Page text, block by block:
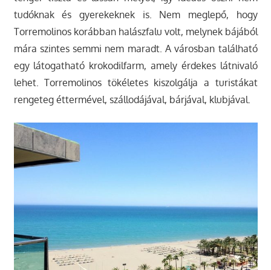
tudóknak és gyerekeknek is. Nem meglepő, hogy
Torremolinos korábban halászfalu volt, melynek bájából
mára szintes semmi nem maradt. A városban található
egy látogatható krokodilfarm, amely érdekes látnivaló
lehet. Torremolinos tökéletes kiszolgálja a turistákat
rengeteg éttermével, szállodájával, bárjával, klubjával.